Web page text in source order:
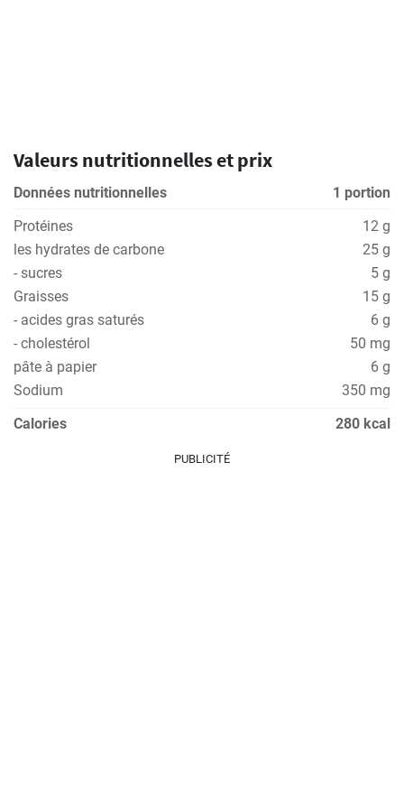
Valeurs nutritionnelles et prix
Données nutritionnelles
1 portion
Protéines
12 g
les hydrates de carbone
25 g
- sucres
5 g
Graisses
15 g
- acides gras saturés
6 g
- cholestérol
50 mg
pâte à papier
6 g
Sodium
350 mg
Calories
280 kcal
PUBLICITÉ